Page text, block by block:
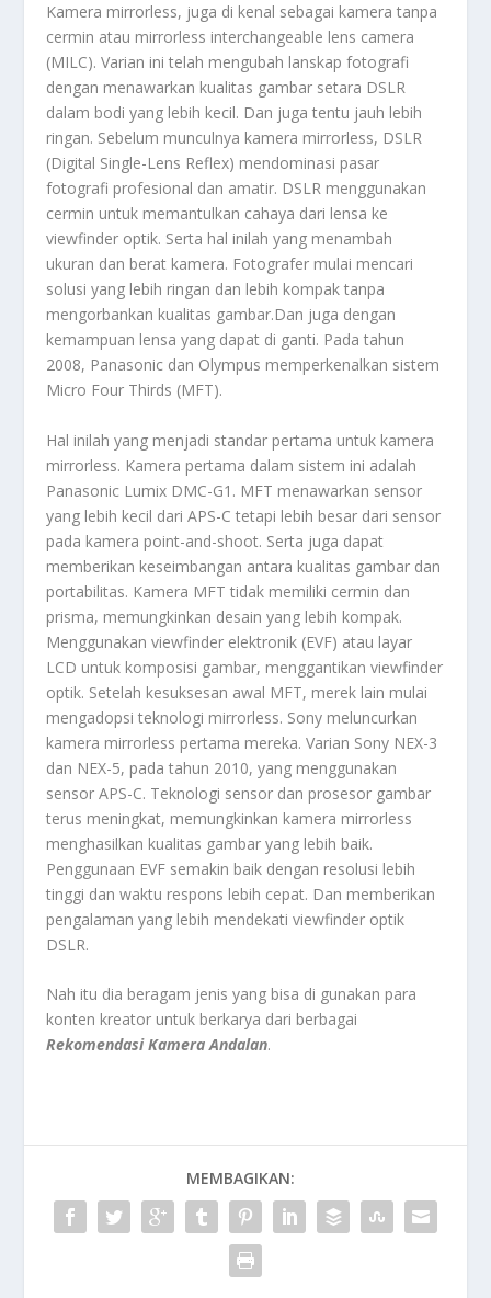
Kamera mirrorless, juga di kenal sebagai kamera tanpa
cermin atau mirrorless interchangeable lens camera
(MILC). Varian ini telah mengubah lanskap fotografi
dengan menawarkan kualitas gambar setara DSLR
dalam bodi yang lebih kecil. Dan juga tentu jauh lebih
ringan. Sebelum munculnya kamera mirrorless, DSLR
(Digital Single-Lens Reflex) mendominasi pasar
fotografi profesional dan amatir. DSLR menggunakan
cermin untuk memantulkan cahaya dari lensa ke
viewfinder optik. Serta hal inilah yang menambah
ukuran dan berat kamera. Fotografer mulai mencari
solusi yang lebih ringan dan lebih kompak tanpa
mengorbankan kualitas gambar.Dan juga dengan
kemampuan lensa yang dapat di ganti. Pada tahun
2008, Panasonic dan Olympus memperkenalkan sistem
Micro Four Thirds (MFT).
Hal inilah yang menjadi standar pertama untuk kamera
mirrorless. Kamera pertama dalam sistem ini adalah
Panasonic Lumix DMC-G1. MFT menawarkan sensor
yang lebih kecil dari APS-C tetapi lebih besar dari sensor
pada kamera point-and-shoot. Serta juga dapat
memberikan keseimbangan antara kualitas gambar dan
portabilitas. Kamera MFT tidak memiliki cermin dan
prisma, memungkinkan desain yang lebih kompak.
Menggunakan viewfinder elektronik (EVF) atau layar
LCD untuk komposisi gambar, menggantikan viewfinder
optik. Setelah kesuksesan awal MFT, merek lain mulai
mengadopsi teknologi mirrorless. Sony meluncurkan
kamera mirrorless pertama mereka. Varian Sony NEX-3
dan NEX-5, pada tahun 2010, yang menggunakan
sensor APS-C. Teknologi sensor dan prosesor gambar
terus meningkat, memungkinkan kamera mirrorless
menghasilkan kualitas gambar yang lebih baik.
Penggunaan EVF semakin baik dengan resolusi lebih
tinggi dan waktu respons lebih cepat. Dan memberikan
pengalaman yang lebih mendekati viewfinder optik
DSLR.
Nah itu dia beragam jenis yang bisa di gunakan para
konten kreator untuk berkarya dari berbagai
Rekomendasi Kamera Andalan.
MEMBAGIKAN: